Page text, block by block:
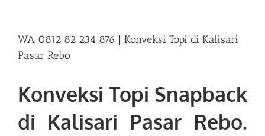
WA 0812 82 234 876 | Konveksi Topi di Kalisari
Pasar Rebo
Konveksi Topi Snapback
di Kalisari Pasar Rebo.